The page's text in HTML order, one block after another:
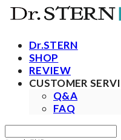
Dr.STERN
SHOP
REVIEW
CUSTOMER
Q&A
FAQ